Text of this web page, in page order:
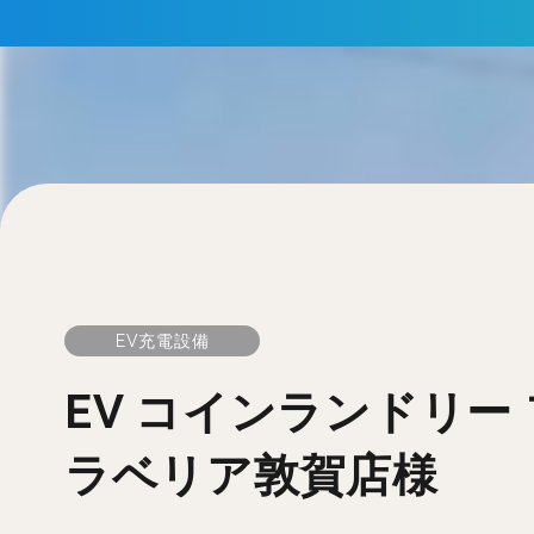
EV充電設備
EV コインランドリー
ラベリア敦賀店様